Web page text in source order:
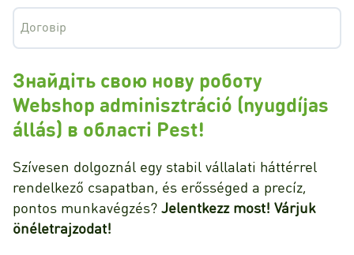
Договір
Знайдіть свою нову роботу
Webshop adminisztráció (nyugdíjas
állás) в області Pest!
Szívesen dolgoznál egy stabil vállalati háttérrel
rendelkező csapatban, és erősséged a precíz,
pontos munkavégzés? Jelentkezz most! Várjuk
önéletrajzodat!